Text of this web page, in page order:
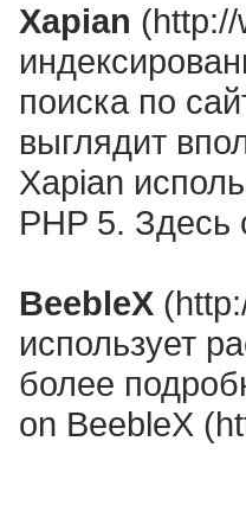
Xapian (http://
поиска по
выглядит
Xapian
PHP 5. Здесь
BeebleX
использует
более
on BeebleX